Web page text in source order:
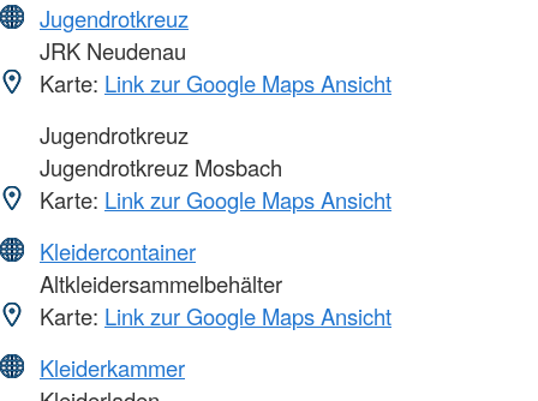
Jugendrotkreuz
JRK Neudenau
Karte: Link zur Google Maps Ansicht
Jugendrotkreuz
Jugendrotkreuz Mosbach
Karte: Link zur Google Maps Ansicht
Kleidercontainer
Altkleidersammelbehälter
Karte: Link zur Google Maps Ansicht
Kleiderkammer